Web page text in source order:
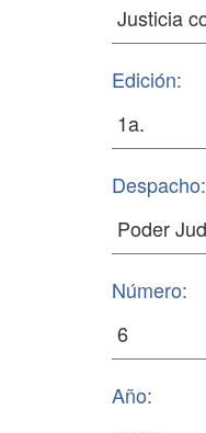
Edición:
Despacho:
Número:
Año: